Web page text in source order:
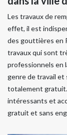
Les travaux de
effet, il est
des gouttières en
travaux qui sont
professionnels en
genre de travail et
totalement gratuit.
intéressants et
gratuit et sans